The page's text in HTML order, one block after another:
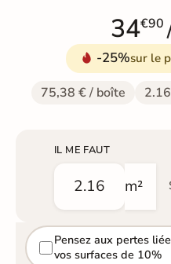
34€90
-25%sur le
75,38 € / boîte
IL ME FAUT
m²
Pensez aux pertes
vos surfaces de 10%